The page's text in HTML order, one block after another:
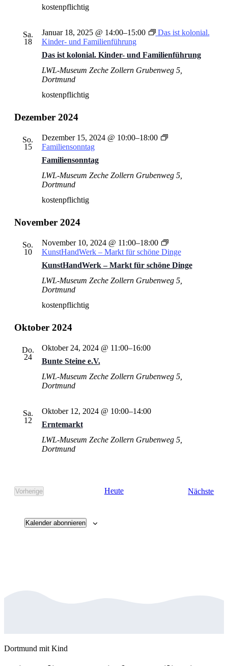
kostenpflichtig
Sa.
18
Das ist kolonial. Kinder- und Familienführung
Januar 18, 2025 @ 14:00–15:00
Das ist kolonial.
Kinder- und Familienführung
LWL-Museum Zeche Zollern Grubenweg 5,
Dortmund
kostenpflichtig
Dezember 2024
So.
15
Familiensonntag
Dezember 15, 2024 @ 10:00–18:00
Familiensonntag
LWL-Museum Zeche Zollern Grubenweg 5,
Dortmund
kostenpflichtig
November 2024
So.
10
KunstHandWerk – Markt für schöne Dinge
November 10, 2024 @ 11:00–18:00
KunstHandWerk – Markt für schöne Dinge
LWL-Museum Zeche Zollern Grubenweg 5,
Dortmund
kostenpflichtig
Oktober 2024
Do.
24
Bunte Steine e.V.
Oktober 24, 2024 @ 11:00–16:00
LWL-Museum Zeche Zollern Grubenweg 5,
Dortmund
Sa.
12
Erntemarkt
Oktober 12, 2024 @ 10:00–14:00
LWL-Museum Zeche Zollern Grubenweg 5,
Dortmund
Vorherige
Veranstaltungen
Heute Nächste
Kalender abonnieren
Dortmund mit Kind